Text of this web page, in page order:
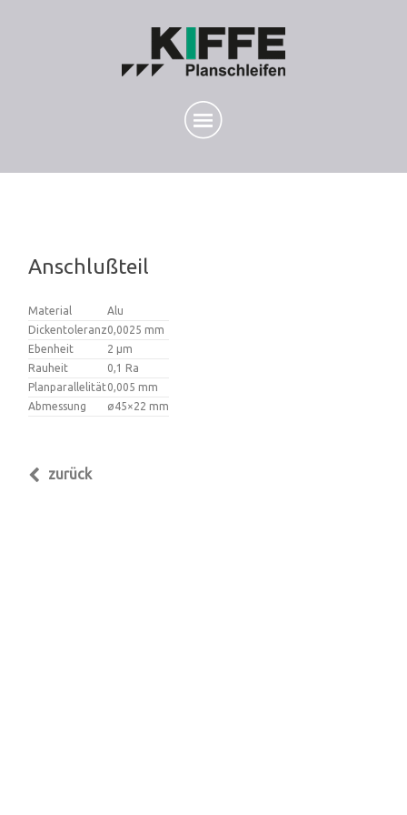
Anschlußteil
Material
Alu
Dickentoleranz0,0025 mm
Ebenheit
2 µm
Rauheit
0,1 Ra
Planparallelität0,005 mm
Abmessung
ø45×22 mm
zurück